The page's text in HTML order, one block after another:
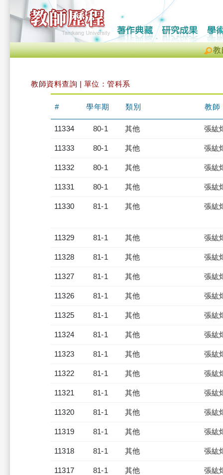
教
教師資料查詢 | 單位：管科系
# 學年期 類別 教師
11334 80-1 其他 張紘
11333 80-1 其他 張紘
11332 80-1 其他 張紘
11331 80-1 其他 張紘
11330 81-1 其他 張紘
11329 81-1 其他 張紘
11328 81-1 其他 張紘
11327 81-1 其他 張紘
11326 81-1 其他 張紘
11325 81-1 其他 張紘
11324 81-1 其他 張紘
11323 81-1 其他 張紘
11322 81-1 其他 張紘
11321 81-1 其他 張紘
11320 81-1 其他 張紘
11319 81-1 其他 張紘
11318 81-1 其他 張紘
11317 81-1 其他 張紘